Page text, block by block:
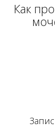
Как